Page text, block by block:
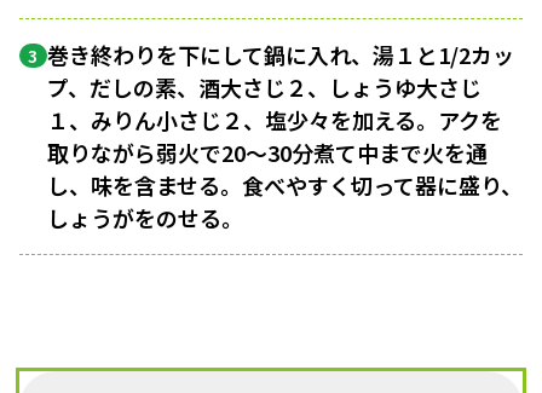
3 巻き終わりを下にして鍋に入れ、湯１と1/2カッ
プ、だしの素、酒大さじ２、しょうゆ大さじ
１、みりん小さじ２、塩少々を加える。アクを
取りながら弱火で20〜30分煮て中まで火を通
し、味を含ませる。食べやすく切って器に盛り、
しょうがをのせる。